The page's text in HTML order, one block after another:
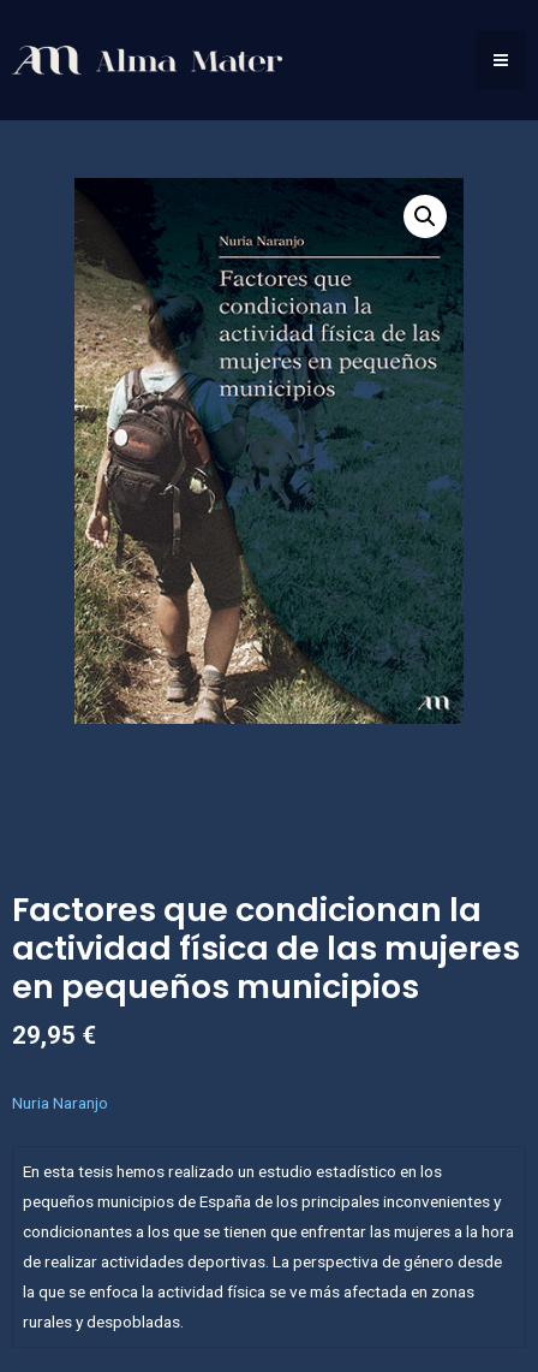
Factores que condicionan la
actividad física de las mujeres
en pequeños municipios
29,95 €
Nuria Naranjo
En esta tesis hemos realizado un estudio estadístico en los
pequeños municipios de España de los principales inconvenientes y
condicionantes a los que se tienen que enfrentar las mujeres a la hora
de realizar actividades deportivas. La perspectiva de género desde
la que se enfoca la actividad física se ve más afectada en zonas
rurales y despobladas.